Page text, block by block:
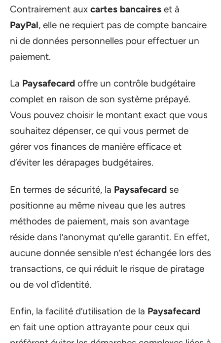
Contrairement aux cartes bancaires et à
PayPal, elle ne requiert pas de compte bancaire
ni de données personnelles pour effectuer un
paiement.
La Paysafecard offre un contrôle budgétaire
complet en raison de son système prépayé.
Vous pouvez choisir le montant exact que vous
souhaitez dépenser, ce qui vous permet de
gérer vos finances de manière efficace et
d’éviter les dérapages budgétaires.
En termes de sécurité, la Paysafecard se
positionne au même niveau que les autres
méthodes de paiement, mais son avantage
réside dans l’anonymat qu’elle garantit. En effet,
aucune donnée sensible n’est échangée lors des
transactions, ce qui réduit le risque de piratage
ou de vol d’identité.
Enfin, la facilité d’utilisation de la Paysafecard
en fait une option attrayante pour ceux qui